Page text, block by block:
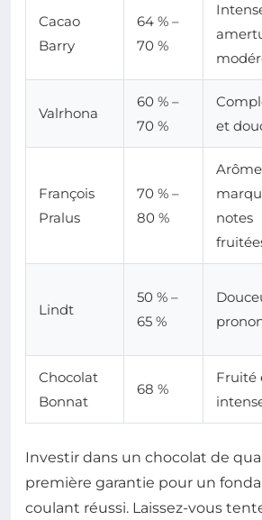
Cacao
Barry
64 % –
70 %
Valrhona
60 % –
70 %
et
François
Pralus
70 % –
80 %
notes
Lindt
50 % –
65 %
Chocolat
Bonnat
68 %
Fruité
Investir dans un chocolat de
première garantie pour un
coulant réussi. Laissez-vous